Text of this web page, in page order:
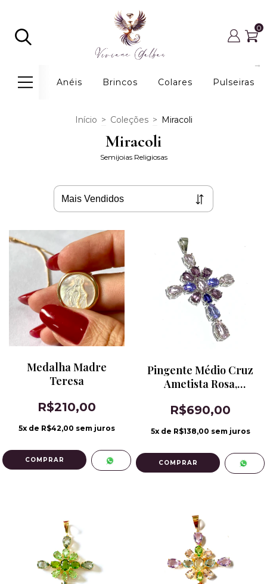
0
Anéis Brincos Colares Pulseiras
Início > Coleções > Miracoli
Miracoli
Semijoias Religiosas
Medalha Madre
Teresa
R$210,00
5x de R$42,00 sem juros
Pingente Médio Cruz
Ametista Rosa,
e Tanzanita Banho de
R$690,00
5x de R$138,00 sem juros